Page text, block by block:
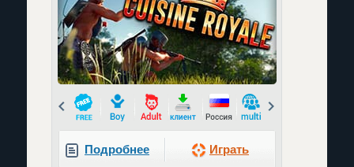
Prev
Подробнее Играть